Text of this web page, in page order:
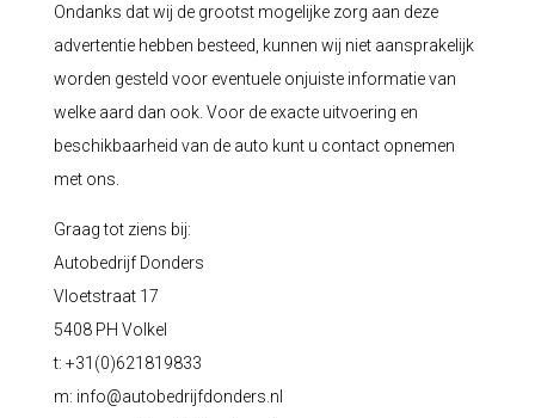
Ondanks dat wij de grootst mogelijke zorg aan deze
advertentie hebben besteed, kunnen wij niet aansprakelijk
worden gesteld voor eventuele onjuiste informatie van
welke aard dan ook. Voor de exacte uitvoering en
beschikbaarheid van de auto kunt u contact opnemen
met ons.
Graag tot ziens bij:
Autobedrijf Donders
Vloetstraat 17
5408 PH Volkel
t: +31(0)621819833
m: info@autobedrijfdonders.nl